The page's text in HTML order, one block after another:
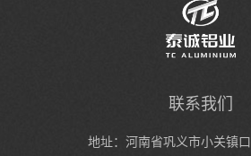
联系我们
地址：河南省巩义市小关镇